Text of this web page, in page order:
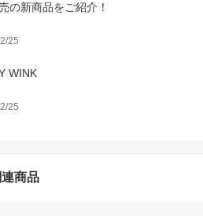
の新商品をご紹介！
25
WINK
25
商品